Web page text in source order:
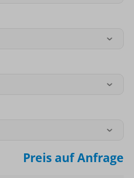
Preis auf Anfrage